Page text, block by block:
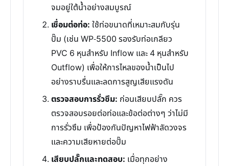
จมอยู่ใต้น้ำอย่างสมบูรณ์
เชื่อมต่อท่อ: ใช้ท่อขนาดที่เหมาะสมกับรุ่น
ปั๊ม (เช่น WP-5500 รองรับท่อเกลียว
PVC 6 หุนสำหรับ Inflow และ 4 หุนสำหรับ
Outflow) เพื่อให้การไหลของน้ำเป็นไป
อย่างราบรื่นและลดการสูญเสียแรงดัน
ตรวจสอบการรั่วซึม: ก่อนเสียบปลั๊ก ควร
ตรวจสอบรอยต่อท่อและข้อต่อต่างๆ ว่าไม่มี
การรั่วซึม เพื่อป้องกันปัญหาไฟฟ้าลัดวงจร
และความเสียหายต่อปั๊ม
เสียบปลั๊กและทดสอบ: เมื่อทุกอย่าง